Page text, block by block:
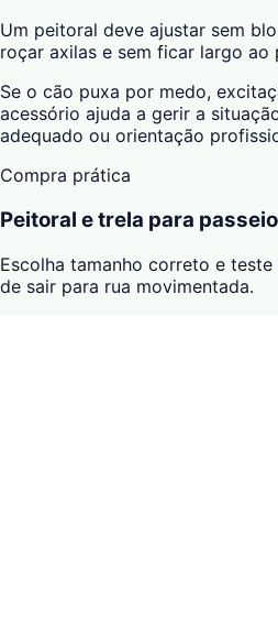
Um peitoral deve ajustar sem
roçar axilas e sem ficar largo ao
Se o cão puxa por medo,
acessório ajuda a gerir a
adequado ou orientação
Compra prática
Peitoral e trela para
Escolha tamanho correto e
de sair para rua movimentada.